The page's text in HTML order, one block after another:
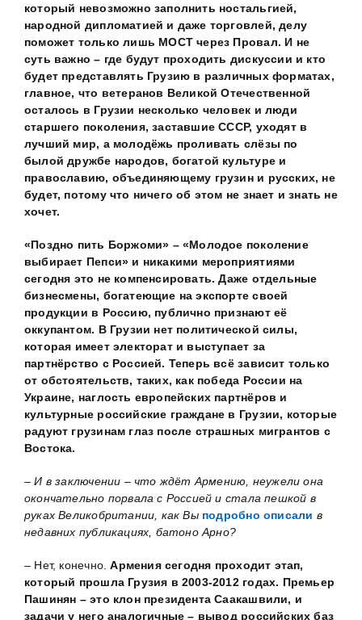
который невозможно заполнить ностальгией,
народной дипломатией и даже торговлей, делу
поможет только лишь МОСТ через Провал. И не
суть важно – где будут проходить дискуссии и кто
будет представлять Грузию в различных форматах,
главное, что ветеранов Великой Отечественной
осталось в Грузии несколько человек и люди
старшего поколения, заставшие СССР, уходят в
лучший мир, а молодёжь проливать слёзы по
былой дружбе народов, богатой культуре и
православию, объединяющему грузин и русских, не
будет, потому что ничего об этом не знает и знать не
хочет.
«Поздно пить Боржоми» – «Молодое поколение
выбирает Пепси» и никакими мероприятиями
сегодня это не компенсировать. Даже отдельные
бизнесмены, богатеющие на экспорте своей
продукции в Россию, публично признают её
оккупантом. В Грузии нет политической силы,
которая имеет электорат и выступает за
партнёрство с Россией. Теперь всё зависит только
от обстоятельств, таких, как победа России на
Украине, наглость европейских партнёров и
культурные российские граждане в Грузии, которые
радуют грузинам глаз после страшных мигрантов с
Востока.
– И в заключении – что ждёт Армению, неужели она
окончательно порвала с Россией и стала пешкой в
руках Великобритании, как Вы подробно описали в
недавних публикациях, батоно Арно?
– Нет, конечно.Армения сегодня проходит этап,
который прошла Грузия в 2003-2012 годах. Премьер
Пашинян – это клон президента Саакашвили, и
задачи у него аналогичные – вывод российских баз